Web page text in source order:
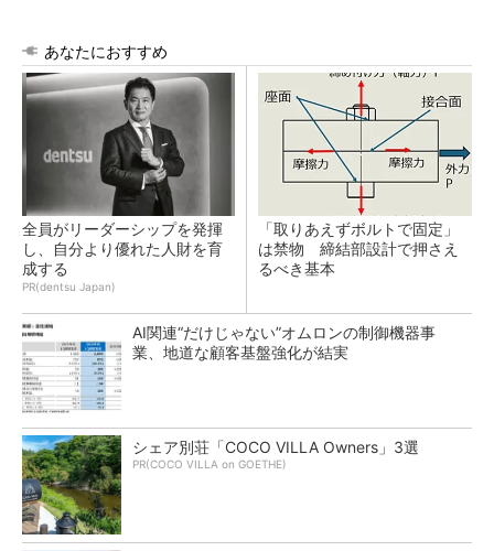
あなたにおすすめ
全員がリーダーシップを発揮
し、自分より優れた人財を育
成する
PR(dentsu Japan)
「取りあえずボルトで固定」
は禁物 締結部設計で押さえ
るべき基本
AI関連“だけじゃない”オムロンの制御機器事
業、地道な顧客基盤強化が結実
シェア別荘「COCO VILLA Owners」3選
PR(COCO VILLA on GOETHE)